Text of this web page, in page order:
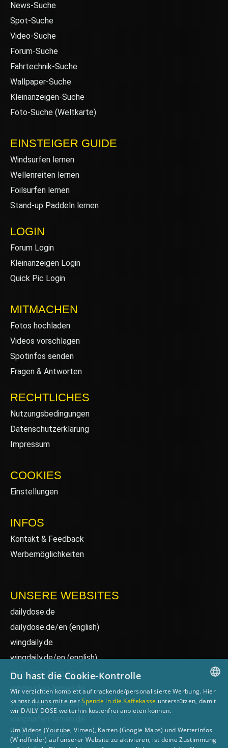
News-Suche
Spot-Suche
Video-Suche
Forum-Suche
Fahrtechnik-Suche
Wallpaper-Suche
Kleinanzeigen-Suche
Foto-Suche (Weltkarte)
EINSTEIGER GUIDE
Windsurfen lernen
Wellenreiten lernen
Foilsurfen lernen
Stand-up Paddeln lernen
LOGIN
Forum Login
Kleinanzeigen Login
Quick Pic Login
MITMACHEN
Fotos hochladen
Videos vorschlagen
Spotinfos senden
Fragen & Antworten
RECHTLICHES
Nutzungsbedingungen
Datenschutzerklärung
Impressum
COOKIES
Einstellungen
INFOS
Kontakt & Feedback
Werbemöglichkeiten
UNSERE WEBSITES
dailydose.de
dailydose.de/en (english)
wingdaily.de
wingdaily.de/en(english)
dailydose-shop.de
windsurfen-lernen.de
wellenreiten-lernen.de
surfen-lernen.de
GERMAN
Du hast die Cookie-Kontrolle
Wir verzichten komplett auf trackende/personalisierte Werbung. Hier
kannst du uns mit einerSpende in die Kaffekasse unterstützen, damit
wir DAILY DOSE weiterhin kostenfrei anbieten können.
Um Videos (Youtube, Vimeo), Karten (Google Maps) und Wetterinfos
(Windfinder) auf unserer Website zu aktivieren, ist deine Zustimmung